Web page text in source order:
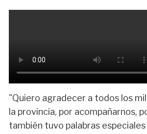
"Quiero agradecer a todos los
la provincia, por acompañarnos,
también tuvo palabras